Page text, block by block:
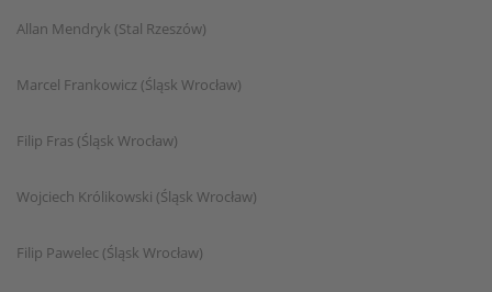
Allan Mendryk (Stal Rzeszów)
Marcel Frankowicz (Śląsk Wrocław)
Filip Fras (Śląsk Wrocław)
Wojciech Królikowski (Śląsk Wrocław)
Filip Pawelec (Śląsk Wrocław)